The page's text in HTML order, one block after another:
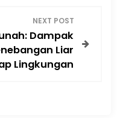
NEXT POST
Dampak
Liar
Lingkungan